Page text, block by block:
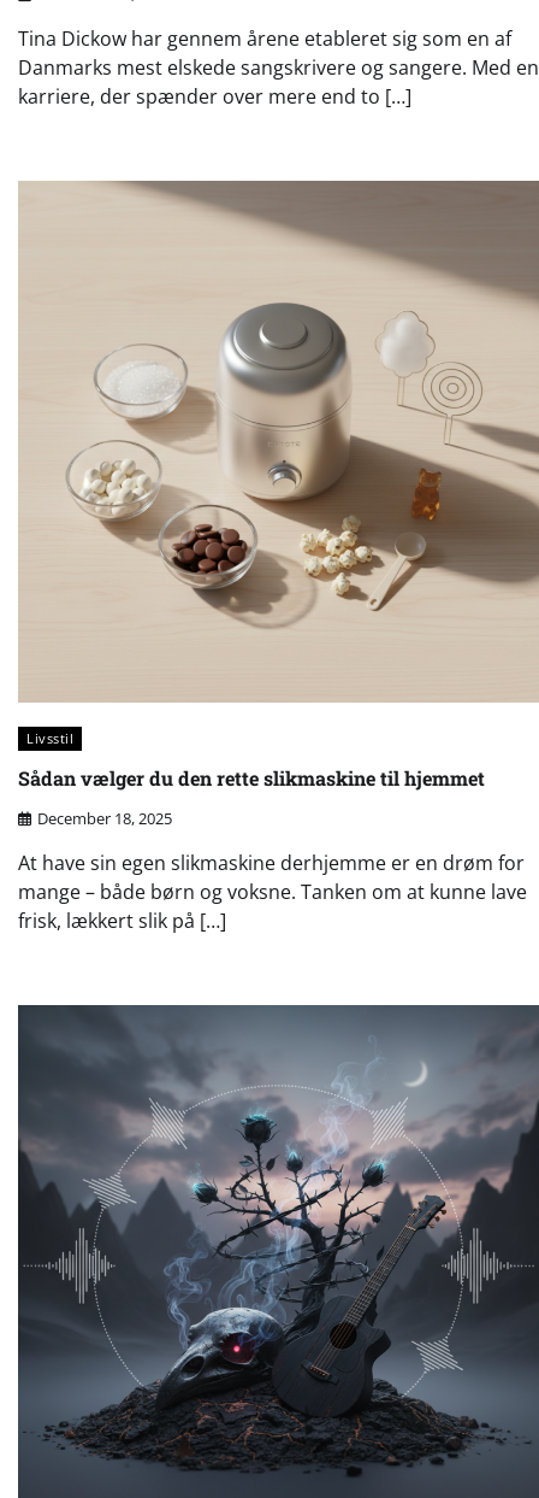
Tina Dickow har gennem årene etableret sig som en af
Danmarks mest elskede sangskrivere og sangere. Med en
karriere, der spænder over mere end to […]
Livsstil
Sådan vælger du den rette slikmaskine til hjemmet
December 18, 2025
At have sin egen slikmaskine derhjemme er en drøm for
mange – både børn og voksne. Tanken om at kunne lave
frisk, lækkert slik på […]